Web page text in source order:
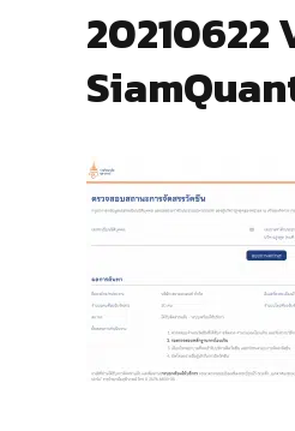
20210622